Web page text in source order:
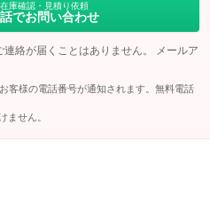
庫確認・見積り依頼
でお問い合わせ
絡が届くことはありません。 メールア
客様の電話番号が通知されます。無料電話
ません。